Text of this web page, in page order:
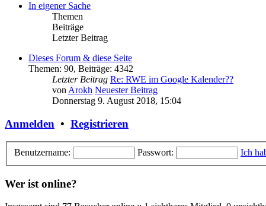
In eigener Sache
Themen
Beiträge
Letzter Beitrag
Dieses Forum & diese Seite
Themen: 90, Beiträge: 4342
Letzter Beitrag Re: RWE im Google Kalender??
von Arokh Neuester Beitrag
Donnerstag 9. August 2018, 15:04
Anmelden • Registrieren
Benutzername: Passwort: Ich
Wer ist online?